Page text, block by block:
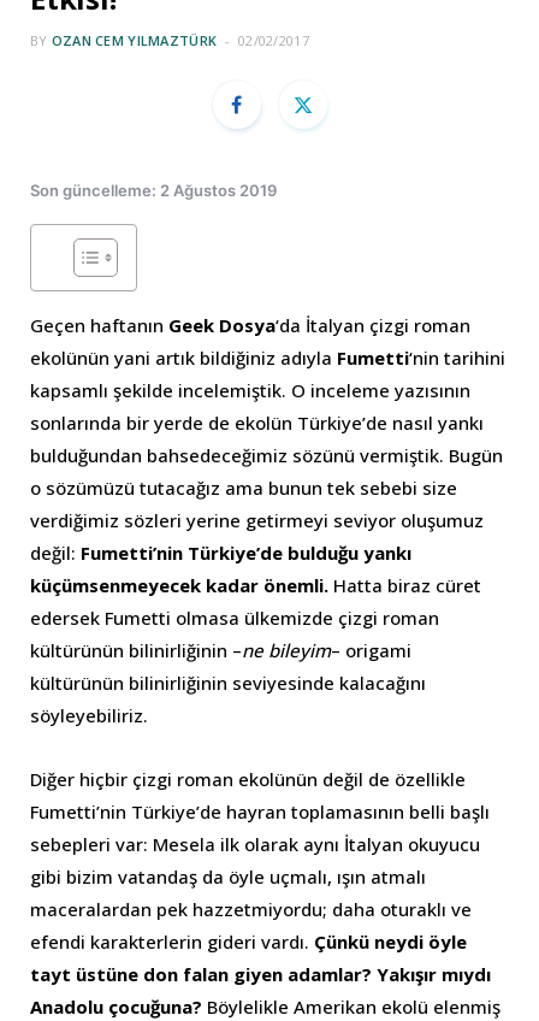
BY OZAN CEM YILMAZTÜRK 02/02/2017
Son güncelleme: 2 Ağustos 2019
Geçen haftanın Geek Dosya‘da İtalyan çizgi roman
ekolünün yani artık bildiğiniz adıyla Fumetti‘nin tarihini
kapsamlı şekilde incelemiştik. O inceleme yazısının
sonlarında bir yerde de ekolün Türkiye’de nasıl yankı
bulduğundan bahsedeceğimiz sözünü vermiştik. Bugün
o sözümüzü tutacağız ama bunun tek sebebi size
verdiğimiz sözleri yerine getirmeyi seviyor oluşumuz
değil: Fumetti’nin Türkiye’de bulduğu yankı
küçümsenmeyecek kadar önemli. Hatta biraz cüret
edersek Fumetti olmasa ülkemizde çizgi roman
kültürünün bilinirliğinin –ne bileyim– origami
kültürünün bilinirliğinin seviyesinde kalacağını
söyleyebiliriz.
Diğer hiçbir çizgi roman ekolünün değil de özellikle
Fumetti’nin Türkiye’de hayran toplamasının belli başlı
sebepleri var: Mesela ilk olarak aynı İtalyan okuyucu
gibi bizim vatandaş da öyle uçmalı, ışın atmalı
maceralardan pek hazzetmiyordu; daha oturaklı ve
efendi karakterlerin gideri vardı. Çünkü neydi öyle
tayt üstüne don falan giyen adamlar? Yakışır mıydı
Anadolu çocuğuna? Böylelikle Amerikan ekolü elenmiş